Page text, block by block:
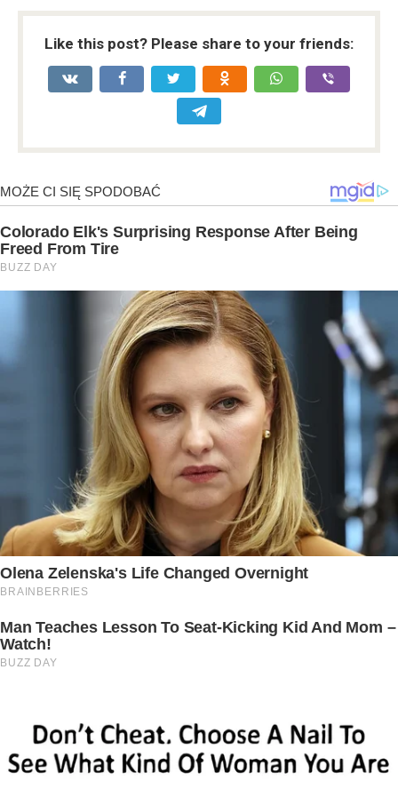
Like this post? Please share to your friends: